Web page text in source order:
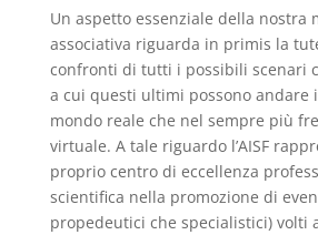
Un aspetto essenziale della nostra
associativa riguarda in primis la
confronti di tutti i possibili scenari
a cui questi ultimi possono andare
mondo reale che nel sempre più
virtuale. A tale riguardo l’AISF
proprio centro di eccellenza
scientifica nella promozione di
propedeutici che specialistici) volti